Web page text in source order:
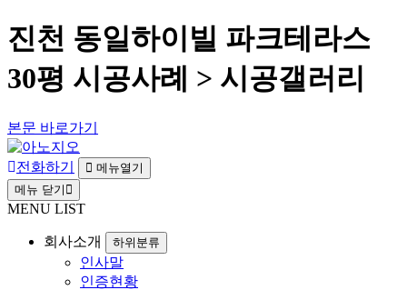
진천 동일하이빌 파크테라스
30평 시공사례 > 시공갤러리
본문 바로가기
전화하기
메뉴열기
메뉴 닫기
MENU LIST
회사소개 하위분류
인사말
인증현황